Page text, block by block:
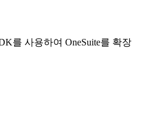
를 사용하여 OneSuite를 확장